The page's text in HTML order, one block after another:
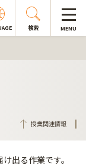
検索 MENU
授業関連情報
出る作業です。